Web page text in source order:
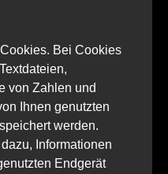
Bei Cookies
von Zahlen und
Ihnen genutzten
werden.
Informationen
Endgerät